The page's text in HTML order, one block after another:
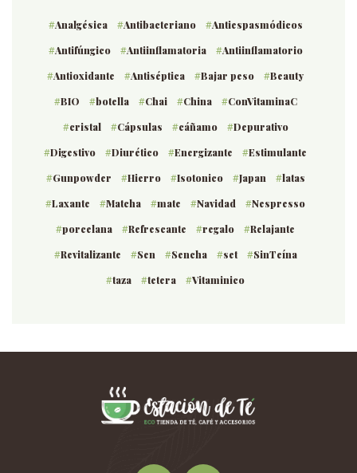
Analgésica Antibacteriano
Antiespasmódicos
Antifúngico
Antiinflamatoria
Antiinflamatorio
Antioxidante
Antiséptica Bajar peso
Beauty
BIO
botella Chai China
ConVitaminaC
cristal
Cápsulas cáñamo
Depurativo
Digestivo
Diurético Energizante
Estimulante
Gunpowder
Hierro Isotonico Japan
latas
Laxante
Matcha mate Navidad
Nespresso
porcelana
Refrescante regalo
Relajante
Revitalizante
Sen Sencha set
SinTeína
taza
tetera Vitaminico